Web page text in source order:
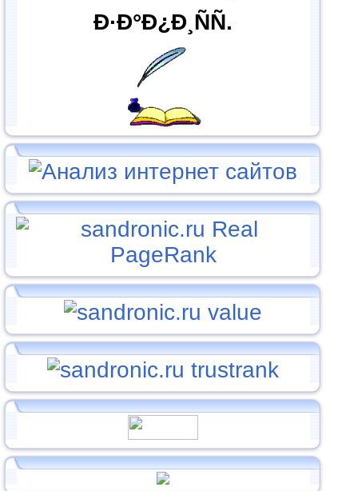
Ð·Ð°Ð¿Ð¸ÑÑ.